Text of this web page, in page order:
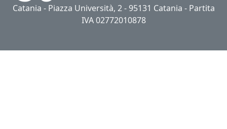
Catania - Piazza Università, 2 - 95131 Catania - Partita
IVA 02772010878